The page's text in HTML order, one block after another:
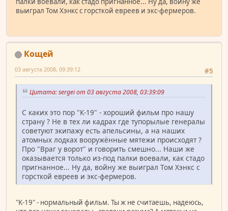
выиграл Том Хэнкс с горсткой евреев и экс-фермеров.
Кощей
#5
03 августа 2008, 09:39:12
Цитата: sergei от 03 августа 2008, 03:39:09
С каких это пор "К-19" - хороший фильм про нашу
страну ? Не в тех ли кадрах где тупорылые генералы
советуют экипажу есть апельсины, а на наших
атомных лодках вооружённые мятежи происходят ?
Про "Враг у ворот" и говорить смешно... Наши же
оказывается только из-под палки воевали, как стадо
пригнанное... Ну да, войну же выиграл Том Хэнкс с
горсткой евреев и экс-фермеров.
"K-19" - нормальный фильм. Ты ж не считаешь, надеюсь,